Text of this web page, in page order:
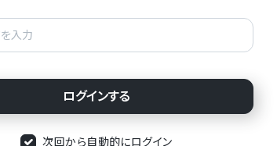
次回から自動的にログイン